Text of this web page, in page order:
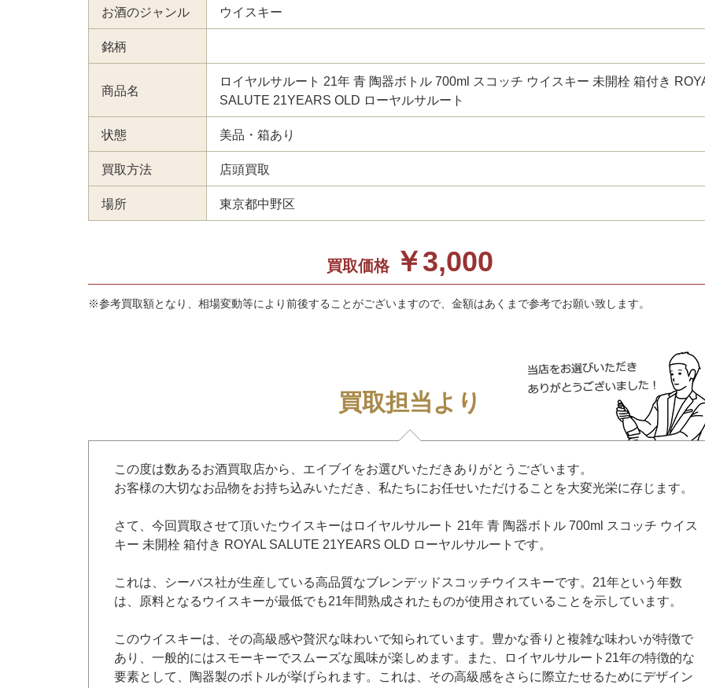
お酒のジャンル ウイスキー
銘柄
商品名
ロイヤルサルート 21年 青 陶器ボトル 700ml スコッチ ウイスキー 未開栓 箱付き
SALUTE 21YEARS OLD ローヤルサルート
状態 美品・箱あり
買取方法 店頭買取
場所 東京都中野区
買取価格 ￥3,000
※参考買取額となり、相場変動等により前後することがございますので、金額はあくまで参考でお願い致します。
買取担当より
この度は数あるお酒買取店から、エイブイをお選びいただきありがとうございます。
お客様の大切なお品物をお持ち込みいただき、私たちにお任せいただけることを大変光栄に存じます。
さて、今回買取させて頂いたウイスキーはロイヤルサルート 21年 青 陶器ボトル 700ml スコッチ ウイス
キー 未開栓 箱付き ROYAL SALUTE 21YEARS OLD ローヤルサルートです。
これは、シーバス社が生産している高品質なブレンデッドスコッチウイスキーです。21年という年数
は、原料となるウイスキーが最低でも21年間熟成されたものが使用されていることを示しています。
このウイスキーは、その高級感や贅沢な味わいで知られています。豊かな香りと複雑な味わいが特徴で
あり、一般的にはスモーキーでスムーズな風味が楽しめます。また、ロイヤルサルート21年の特徴的な
要素として、陶器製のボトルが挙げられます。これは、その高級感をさらに際立たせるためにデザイン